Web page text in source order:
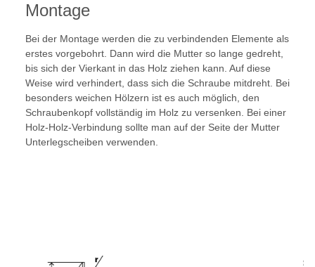
Montage
Bei der Montage werden die zu verbindenden Elemente als
erstes vorgebohrt. Dann wird die Mutter so lange gedreht,
bis sich der Vierkant in das Holz ziehen kann. Auf diese
Weise wird verhindert, dass sich die Schraube mitdreht. Bei
besonders weichen Hölzern ist es auch möglich, den
Schraubenkopf vollständig im Holz zu versenken. Bei einer
Holz-Holz-Verbindung sollte man auf der Seite der Mutter
Unterlegscheiben verwenden.